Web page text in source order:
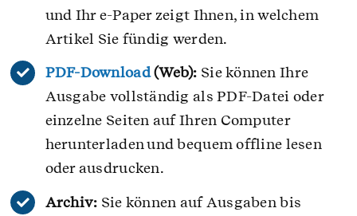
und Ihr e-Paper zeigt Ihnen, in welchem
Artikel Sie fündig werden.
PDF-Download(Web): Sie können Ihre
Ausgabe vollständig als PDF-Datei oder
einzelne Seiten auf Ihren Computer
herunterladen und bequem offline lesen
oder ausdrucken.
Archiv: Sie können auf Ausgaben bis